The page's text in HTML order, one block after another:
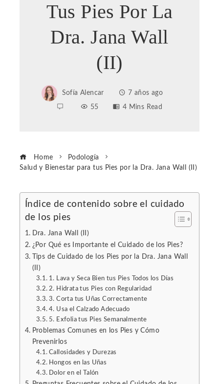
Tus Pies Por La
Dra. Jana Wall
(II)
Sofía Alencar
7 años ago
55
4 Mins Read
Home
Podología
Salud y Bienestar para tus Pies por la Dra. Jana Wall (II)
Índice de contenido sobre el cuidado
de los pies
Dra. Jana Wall (II)
¿Por Qué es Importante el Cuidado de los Pies?
Tips de Cuidado de los Pies por la Dra. Jana Wall
(II)
1. Lava y Seca Bien tus Pies Todos los Días
2. Hidrata tus Pies con Regularidad
3. Corta tus Uñas Correctamente
4. Usa el Calzado Adecuado
5. Exfolia tus Pies Semanalmente
Problemas Comunes en los Pies y Cómo
Prevenirlos
Callosidades y Durezas
Hongos en las Uñas
Dolor en el Talón